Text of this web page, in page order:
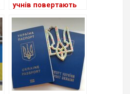
учнів повертають
класів у Німеччині:
детальний аналіз